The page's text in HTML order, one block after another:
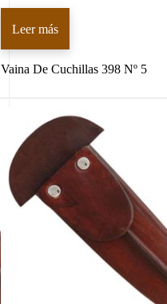
Leer más
Vaina De Cuchillas 398 Nº 5